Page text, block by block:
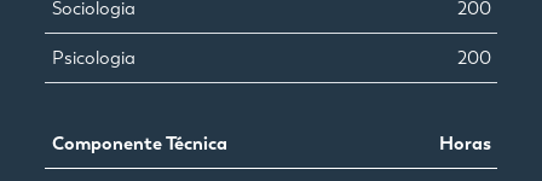
Sociologia 200
Psicologia 200
Componente Técnica Horas